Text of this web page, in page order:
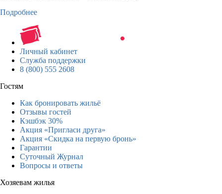
Подробнее
Личный кабинет
Служба поддержки
8 (800) 555 2608
Гостям
Как бронировать жильё
Отзывы гостей
Кэшбэк 30%
Акция «Пригласи друга»
Акция «Скидка на первую бронь»
Гарантии
Суточный Журнал
Вопросы и ответы
Хозяевам жилья